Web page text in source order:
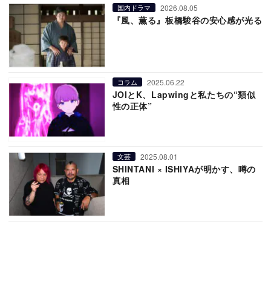
国内ドラマ 2026.08.05
『風、薫る』板橋駿谷の安心感が光る
コラム 2025.06.22
JOIとK、Lapwingと私たちの“類似
性の正体”
文芸 2025.08.01
SHINTANI × ISHIYAが明かす、噂の
真相